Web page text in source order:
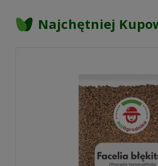
Najchętniej